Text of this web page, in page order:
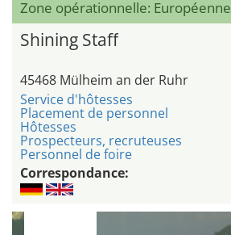
Zone opérationnelle: Européenne
Shining Staff
45468 Mülheim an der Ruhr
Service d'hôtesses
Placement de personnel
Hôtesses
Prospecteurs, recruteuses
Personnel de foire
Correspondance: